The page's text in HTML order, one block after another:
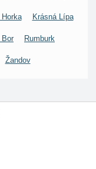
Horka Krásná Lípa
Bor Rumburk
Žandov